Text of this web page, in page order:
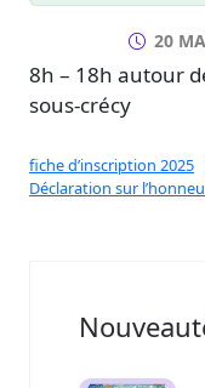
20
8h – 18h autour
sous-crécy
fiche d’inscription 2025
Déclaration sur